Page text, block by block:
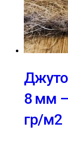
8 мм
гр/м2